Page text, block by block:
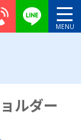
ルダー